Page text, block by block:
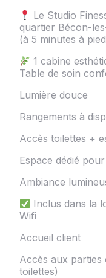
Le Studio
quartier Bécon-
(à 5 minutes à
1 cabine
Table de soin
Lumière douce
Rangements à
Accès toilettes +
Espace dédié
Ambiance
Inclus dans la
Wifi
Accueil client
Accès aux parties
toilettes)